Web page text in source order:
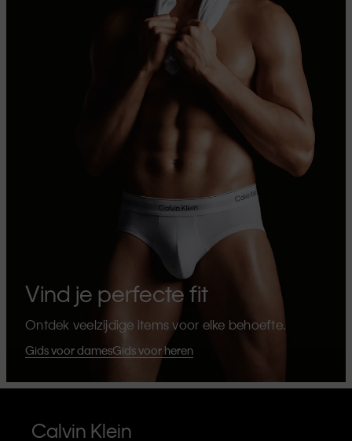
Vind je perfecte fit
Ontdek veelzijdige items voor elke behoefte.
Gids voor damesGids voor heren
Calvin Klein